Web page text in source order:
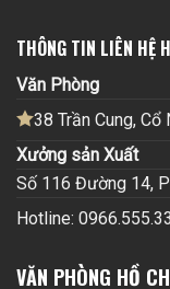
THÔNG TIN LIÊN HỆ
Văn Phòng
38 Trần Cung,
Xưởng sản Xuất
Số 116 Đường 14,
Hotline:
VĂN PHÒNG HỒ